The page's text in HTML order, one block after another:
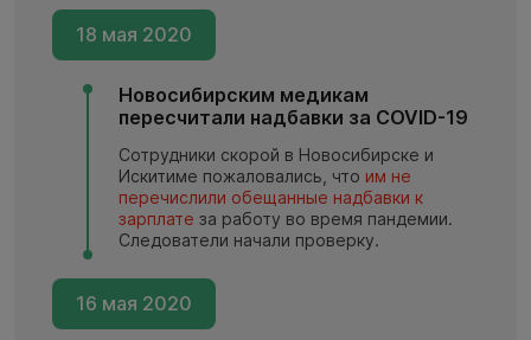
18 мая 2020
Новосибирским медикам
пересчитали надбавки за COVID-19
Сотрудники скорой в Новосибирске и
Искитиме пожаловались, что им не
перечислили обещанные надбавки к
зарплате за работу во время пандемии.
Следователи начали проверку.
16 мая 2020